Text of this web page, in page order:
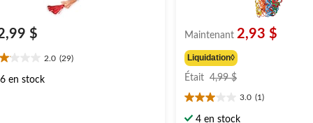
$
2.0 (29)
6 en stock
Maintenant 2,93 $
Liquidation◊
Était 4,99 $
4,99 $
3.0 (1)
3.0
étoile(s)
4 en stock